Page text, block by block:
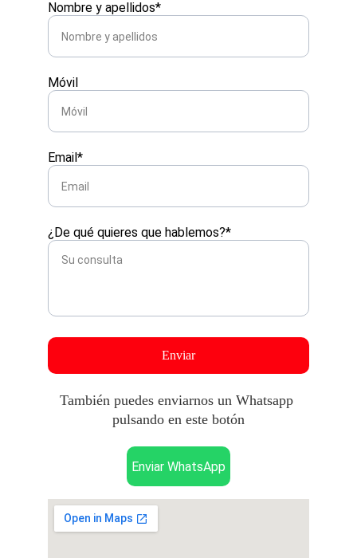
Nombre y apellidos*
Móvil
Email*
¿De qué quieres que hablemos?*
Enviar
Enviar WhatsApp
También puedes enviarnos un Whatsapp
pulsando en este botón